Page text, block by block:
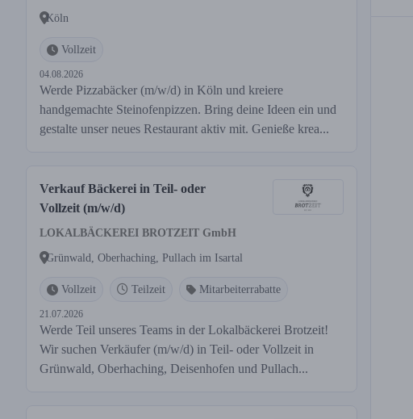
Köln
Vollzeit
04.08.2026
Werde Pizzabäcker (m/w/d) in Köln und kreiere
handgemachte Steinofenpizzen. Bring deine Ideen ein und
gestalte unser neues Restaurant aktiv mit. Genieße krea...
Verkauf Bäckerei in Teil- oder
Vollzeit (m/w/d)
LOKALBÄCKEREI BROTZEIT GmbH
Grünwald, Oberhaching, Pullach im Isartal
Vollzeit Teilzeit Mitarbeiterrabatte
21.07.2026
Werde Teil unseres Teams in der Lokalbäckerei Brotzeit!
Wir suchen Verkäufer (m/w/d) in Teil- oder Vollzeit in
Grünwald, Oberhaching, Deisenhofen und Pullach...